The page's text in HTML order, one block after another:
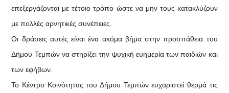
επεξεργάζονται με τέτοιο τρόπο ώστε να μην τους κατακλύζουν
με πολλές αρνητικές συνέπειες.
Οι δράσεις αυτές είναι ένα ακόμα βήμα στην προσπάθεια του
Δήμου Τεμπών να στηρίξει την ψυχική ευημερία των παιδιών και
των εφήβων.
Το Κέντρο Κοινότητας του Δήμου Τεμπών ευχαριστεί θερμά τις